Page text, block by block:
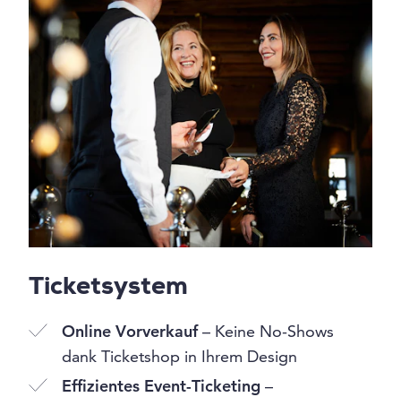
Ticketsystem
Online Vorverkauf– Keine No-Shows
dank Ticketshop in Ihrem Design
Effizientes Event-Ticketing –